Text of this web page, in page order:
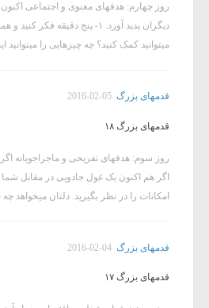
روز چهارم: هدفهای معنوی و اجتماعی اکنون
دیگران پدید آورد. ۱- پنج
میتوانید کمک کنید؟ چه چیزهایی را میتوانید ایجاد کنید؟ ۲- برای
قدمهای بزرگ 2016-02-05
قدمهای بزرگ ۱۸
روز سوم: هدفهای تفریحی و ماجراجویانه
امکانات را در نظر بگیرید. دلتان میخواهد چه
قدمهای بزرگ 2016-02-04
قدمهای بزرگ ۱۷